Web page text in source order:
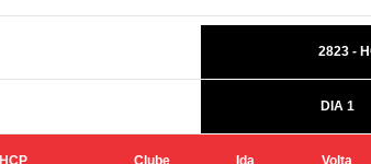
2823 -
DIA 1
HCP Clube Ida Volta